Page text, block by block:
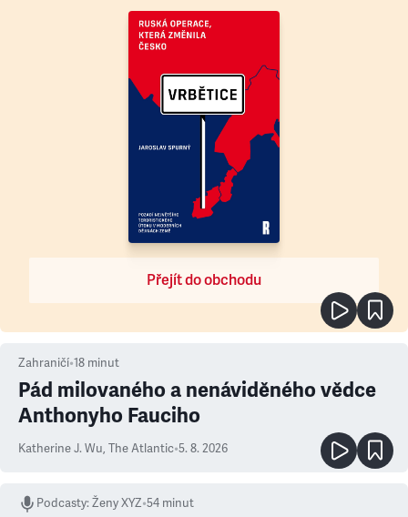
Přejít do obchodu
Zahraničí•18 minut
Pád milovaného a nenáviděného vědce
Anthonyho Fauciho
Katherine J. Wu, The Atlantic•5. 8. 2026
Podcasty:Ženy XYZ•54 minut